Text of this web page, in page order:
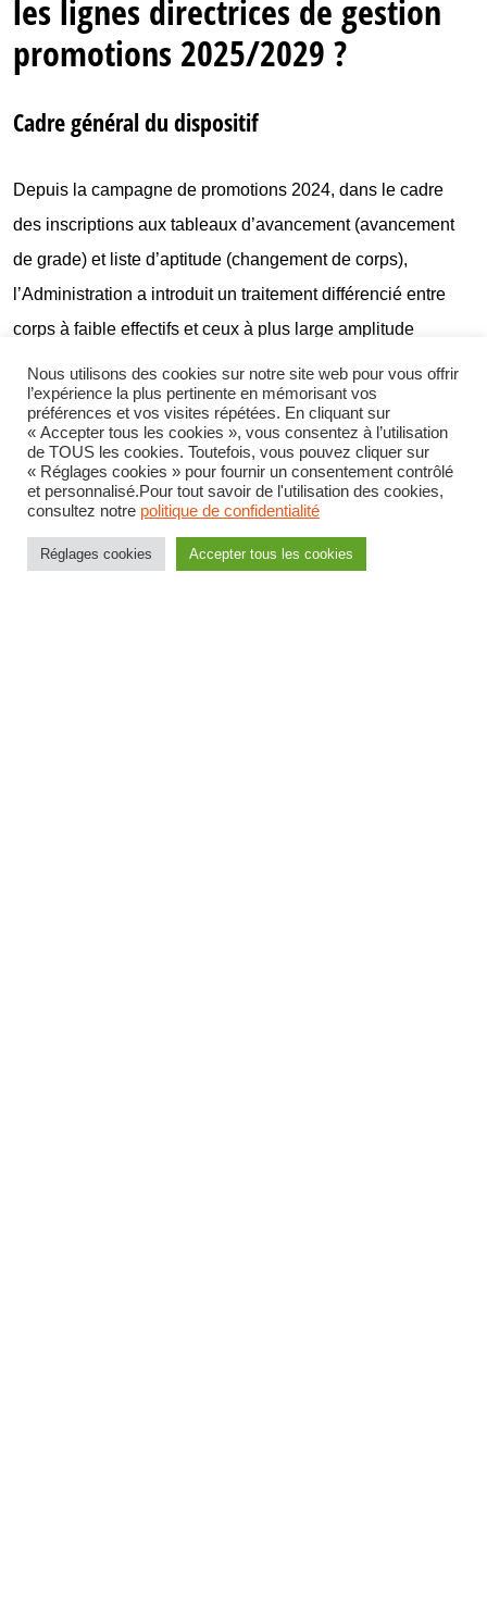
les lignes directrices de gestion
promotions 2025/2029 ?
Cadre général du dispositif
Depuis la campagne de promotions 2024, dans le cadre
des inscriptions aux tableaux d’avancement (avancement
de grade) et liste d’aptitude (changement de corps),
l’Administration a introduit un traitement différencié entre
corps à faible effectifs et ceux à plus large amplitude
Ainsi pour les uns, il s’agit d’une commission collégiale
nationale qui se réunit afin de réaliser l’ensemble des
arbitrages et sélectionner les agents à promouvoir, tandis
que pour d’autres, les promotions sont établies en tenant
compte uniquement du rapport : nombre d’agents
proposables/nombre d’agents à promouvoir par directions,
services ou établissements.
Nous utilisons des cookies sur notre site web pour vous offrir
l’expérience la plus pertinente en mémorisant vos
préférences et vos visites répétées. En cliquant sur
« Accepter tous les cookies », vous consentez à l’utilisation
de TOUS les cookies. Toutefois, vous pouvez cliquer sur
« Réglages cookies » pour fournir un consentement contrôlé
et personnalisé.Pour tout savoir de l'utilisation des cookies,
consultez notre politique de confidentialité
Réglages cookies Accepter tous les cookies